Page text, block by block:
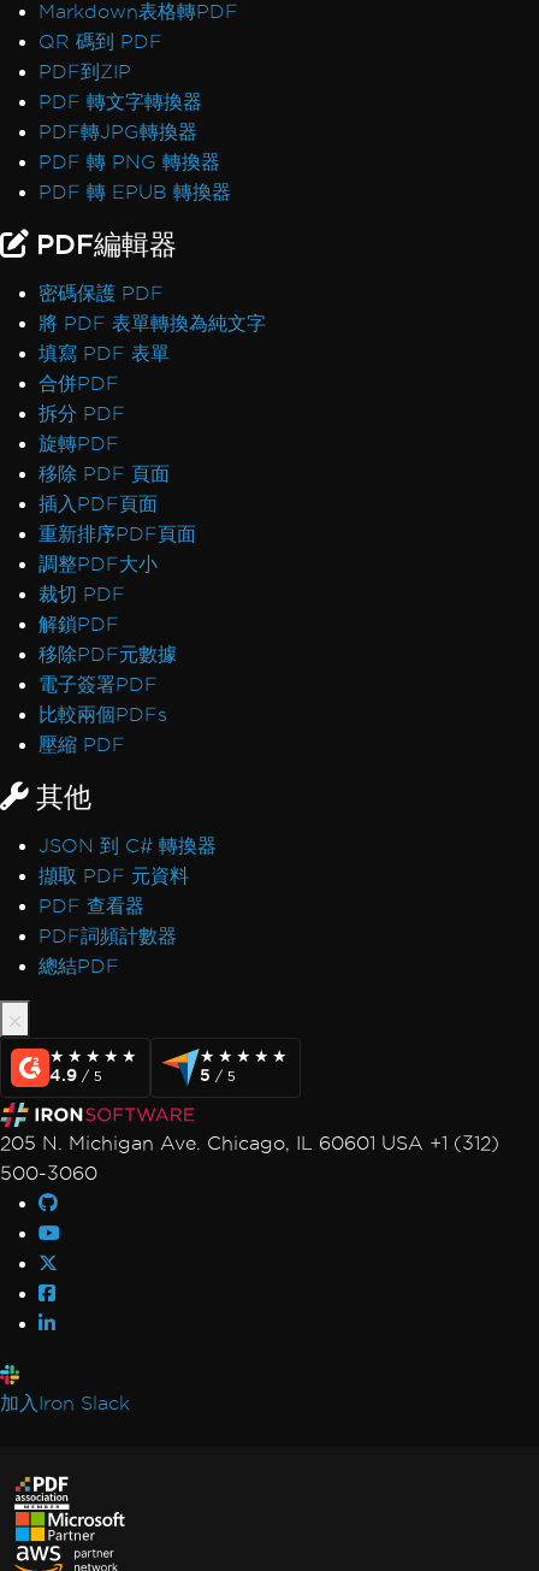
Markdown表格轉PDF
QR 碼到 PDF
PDF到ZIP
PDF 轉文字轉換器
PDF轉JPG轉換器
PDF 轉 PNG 轉換器
PDF 轉 EPUB 轉換器
PDF編輯器
密碼保護 PDF
將 PDF 表單轉換為純文字
填寫 PDF 表單
合併PDF
拆分 PDF
旋轉PDF
移除 PDF 頁面
插入PDF頁面
重新排序PDF頁面
調整PDF大小
裁切 PDF
解鎖PDF
移除PDF元數據
電子簽署PDF
比較兩個PDFs
壓縮 PDF
其他
JSON 到 C# 轉換器
擷取 PDF 元資料
PDF 查看器
PDF詞頻計數器
總結PDF
★★★★★
★★★★★
4.9 / 5
★★★★★
★★★★★
5 / 5
205 N. Michigan Ave. Chicago, IL 60601 USA +1 (312)
500-3060
加入Iron Slack